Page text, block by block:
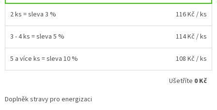
2 ks = sleva 3 % 116 Kč / ks
3 - 4 ks = sleva 5 % 114 Kč / ks
5 a více ks = sleva 10 % 108 Kč / ks
Ušetříte 0 Kč
Doplněk stravy pro energizaci